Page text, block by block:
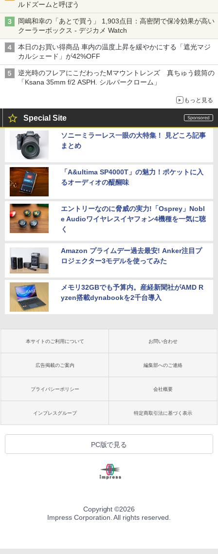
ルドズームと呼ぼう
岡嶋和幸の「あとで買う」 1,903点目：高密閉で保冷効果が高い
クーラーボックス - デジカメ Watch
本日のお買い得商品 車内の温度上昇を緩やかにする「遮光マジ
カルシェード」が42%OFF
逆光時のフレアにこだわったMマウントレンズ 真ちゅう鏡筒の
「Ksana 35mm f/2 ASPH. シルバークローム」
もっと見る
Special Site
ソニーミラーレス一眼の大特集！ 見どころ記事
まとめ
「A&ultima SP4000T」の魅力！ポケットに入
るオーディオの醍醐味
エントリーなのに脅威の実力!「Osprey」Nobl
e Audioワイヤレスイヤフォン4機種を一気に聴
く
Amazon プライムデー過去最安! Anker注目プ
ロジェクター3モデルを使ってみた
メモリ32GBでも予算内。産経新聞社がAMD R
yzen搭載dynabookを2千台導入
本サイトのご利用について お問い合わせ
広告掲載のご案内 編集部へのご連絡
プライバシーポリシー 会社概要
インプレスグループ 特定商取引法に基づく表示
PC版で見る
Copyright ©2026
Impress Corporation. All rights reserved.